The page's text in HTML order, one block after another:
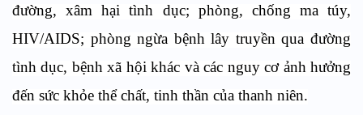
đường, xâm hại tình dục; phòng, chống ma túy,
HIV/AIDS; phòng ngừa bệnh lây truyền qua đường
tình dục, bệnh xã hội khác và các nguy cơ ảnh hưởng
đến sức khỏe thể chất, tinh thần của thanh niên.